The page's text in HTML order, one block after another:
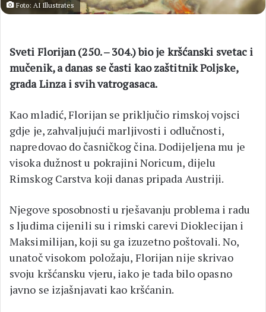
Foto: AI Illustrates
Sveti Florijan (250. – 304.) bio je kršćanski svetac i
mučenik, a danas se časti kao zaštitnik Poljske,
grada Linza i svih vatrogasaca.
Kao mladić, Florijan se priključio rimskoj vojsci
gdje je, zahvaljujući marljivosti i odlučnosti,
napredovao do časničkog čina. Dodijeljena mu je
visoka dužnost u pokrajini Noricum, dijelu
Rimskog Carstva koji danas pripada Austriji.
Njegove sposobnosti u rješavanju problema i radu
s ljudima cijenili su i rimski carevi Dioklecijan i
Maksimilijan, koji su ga izuzetno poštovali. No,
unatoč visokom položaju, Florijan nije skrivao
svoju kršćansku vjeru, iako je tada bilo opasno
javno se izjašnjavati kao kršćanin.